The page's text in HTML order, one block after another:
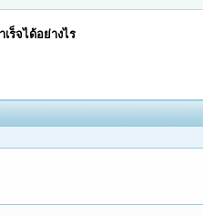
ร็จได้อย่างไร